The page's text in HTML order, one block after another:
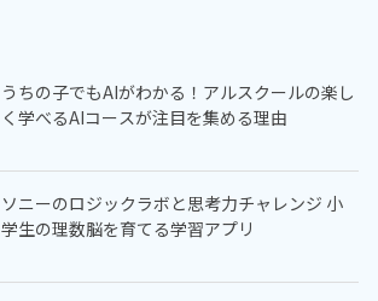
うちの子でもAIがわかる！アルスクールの楽し
く学べるAIコースが注目を集める理由
ソニーのロジックラボと思考力チャレンジ 小
学生の理数脳を育てる学習アプリ